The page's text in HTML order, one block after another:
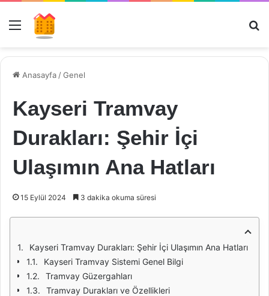
Menü
Anasayfa /Genel
Kayseri Tramvay
Durakları: Şehir İçi
Ulaşımın Ana Hatları
15 Eylül 2024 3 dakika okuma süresi
Kayseri Tramvay Durakları: Şehir İçi Ulaşımın Ana Hatları
Kayseri Tramvay Sistemi Genel Bilgi
Tramvay Güzergahları
Tramvay Durakları ve Özellikleri